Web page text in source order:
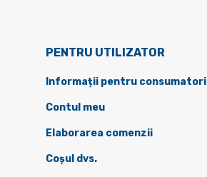
PENTRU UTILIZATOR
Informații pentru consumatori
Contul meu
Elaborarea comenzii
Coșul dvs.